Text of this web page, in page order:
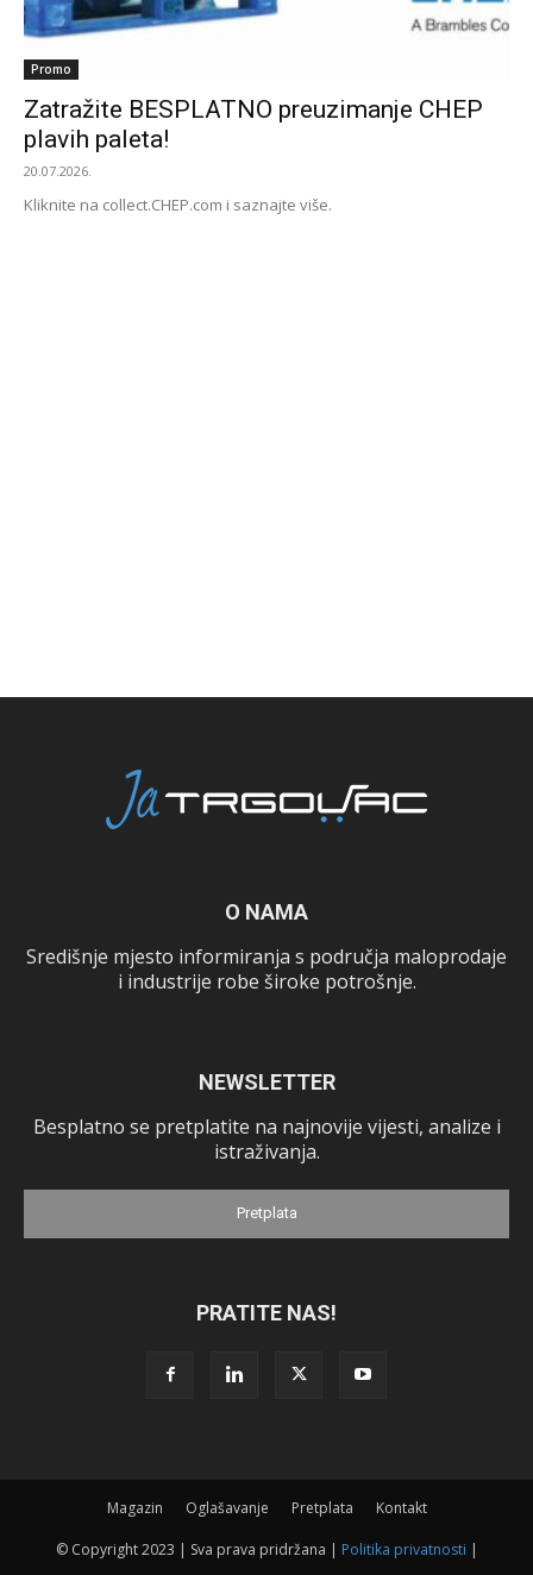
Promo
Zatražite BESPLATNO preuzimanje CHEP
plavih paleta!
20.07.2026.
Kliknite na collect.CHEP.com i saznajte više.
O NAMA
Središnje mjesto informiranja s područja maloprodaje
i industrije robe široke potrošnje.
NEWSLETTER
Besplatno se pretplatite na najnovije vijesti, analize i
istraživanja.
Pretplata
PRATITE NAS!
Magazin Oglašavanje Pretplata Kontakt
© Copyright 2023 | Sva prava pridržana | Politika privatnosti |